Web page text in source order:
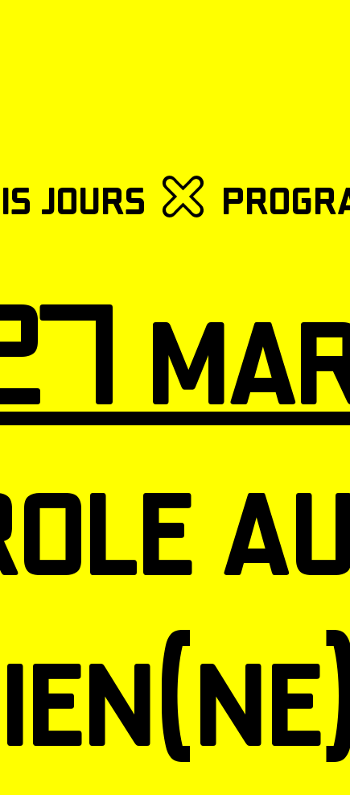
jours